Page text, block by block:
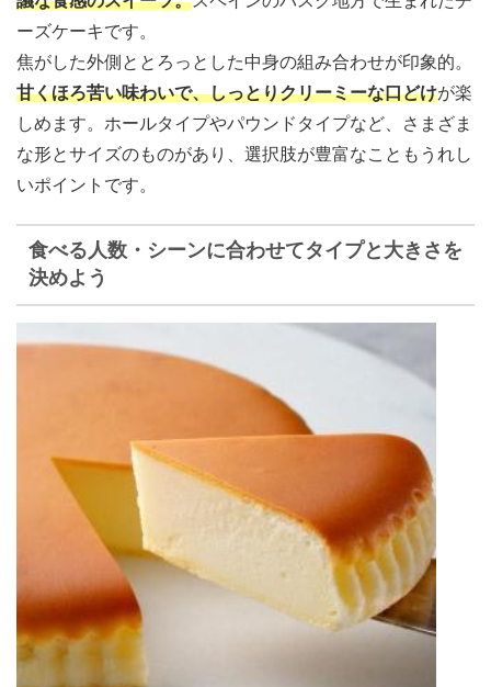
ーズケーキです。
焦がした外側ととろっとした中身の組み合わせが印象的。
甘くほろ苦い味わいで、しっとりクリーミーな口どけが楽
しめます。ホールタイプやパウンドタイプなど、さまざま
な形とサイズのものがあり、選択肢が豊富なこともうれし
いポイントです。
食べる人数・シーンに合わせてタイプと大きさを
決めよう